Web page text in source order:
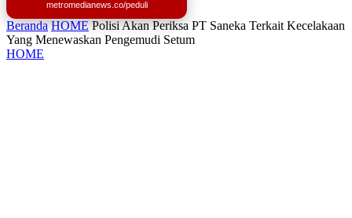
metromedianews.co/peduli
Beranda HOME Polisi Akan Periksa PT Saneka Terkait Kecelakaan
Yang Menewaskan Pengemudi Setum
HOME